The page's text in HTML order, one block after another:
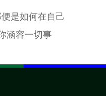
是如何在自己
涵容一切事